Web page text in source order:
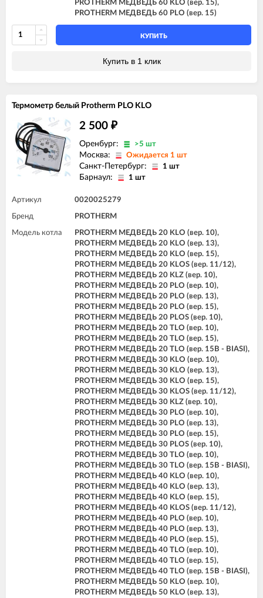
PROTHERM МЕДВЕДЬ 60 KLO (вер. 15),
PROTHERM МЕДВЕДЬ 60 PLO (вер. 15)
КУПИТЬ
Купить в 1 клик
Термометр белый Protherm PLO KLO
2 500 ₽
Оренбург: >5 шт
Москва: Ожидается 1 шт
Санкт-Петербург: 1 шт
Барнаул: 1 шт
Артикул 0020025279
Бренд PROTHERM
Модель котла
PROTHERM МЕДВЕДЬ 20 KLO (вер. 10),
PROTHERM МЕДВЕДЬ 20 KLO (вер. 13),
PROTHERM МЕДВЕДЬ 20 KLO (вер. 15),
PROTHERM МЕДВЕДЬ 20 KLOS (вер. 11/12),
PROTHERM МЕДВЕДЬ 20 KLZ (вер. 10),
PROTHERM МЕДВЕДЬ 20 PLO (вер. 10),
PROTHERM МЕДВЕДЬ 20 PLO (вер. 13),
PROTHERM МЕДВЕДЬ 20 PLO (вер. 15),
PROTHERM МЕДВЕДЬ 20 PLOS (вер. 10),
PROTHERM МЕДВЕДЬ 20 TLO (вер. 10),
PROTHERM МЕДВЕДЬ 20 TLO (вер. 15),
PROTHERM МЕДВЕДЬ 20 TLO (вер. 15B - BIASI),
PROTHERM МЕДВЕДЬ 30 KLO (вер. 10),
PROTHERM МЕДВЕДЬ 30 KLO (вер. 13),
PROTHERM МЕДВЕДЬ 30 KLO (вер. 15),
PROTHERM МЕДВЕДЬ 30 KLOS (вер. 11/12),
PROTHERM МЕДВЕДЬ 30 KLZ (вер. 10),
PROTHERM МЕДВЕДЬ 30 PLO (вер. 10),
PROTHERM МЕДВЕДЬ 30 PLO (вер. 13),
PROTHERM МЕДВЕДЬ 30 PLO (вер. 15),
PROTHERM МЕДВЕДЬ 30 PLOS (вер. 10),
PROTHERM МЕДВЕДЬ 30 TLO (вер. 10),
PROTHERM МЕДВЕДЬ 30 TLO (вер. 15B - BIASI),
PROTHERM МЕДВЕДЬ 40 KLO (вер. 10),
PROTHERM МЕДВЕДЬ 40 KLO (вер. 13),
PROTHERM МЕДВЕДЬ 40 KLO (вер. 15),
PROTHERM МЕДВЕДЬ 40 KLOS (вер. 11/12),
PROTHERM МЕДВЕДЬ 40 PLO (вер. 10),
PROTHERM МЕДВЕДЬ 40 PLO (вер. 13),
PROTHERM МЕДВЕДЬ 40 PLO (вер. 15),
PROTHERM МЕДВЕДЬ 40 TLO (вер. 10),
PROTHERM МЕДВЕДЬ 40 TLO (вер. 15),
PROTHERM МЕДВЕДЬ 40 TLO (вер. 15B - BIASI),
PROTHERM МЕДВЕДЬ 50 KLO (вер. 10),
PROTHERM МЕДВЕДЬ 50 KLO (вер. 13),